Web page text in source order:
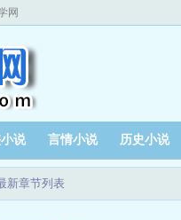
网
说 言情小说 历史小说
新章节列表